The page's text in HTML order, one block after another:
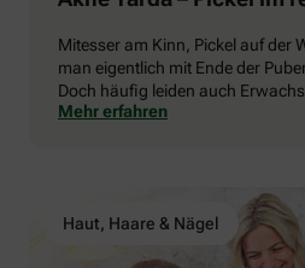
Mitesser am Kinn, Pickel auf der
man eigentlich mit Ende der
Doch häufig leiden auch
sogenannten Akne Tarda, auch
Mehr erfahren
Haut, Haare & Nägel